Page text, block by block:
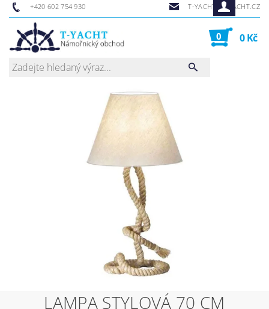
+420 602 754 930 T-YACHT@T-YACHT.CZ
0 0 Kč
LAMPA STYLOVÁ 70 CM